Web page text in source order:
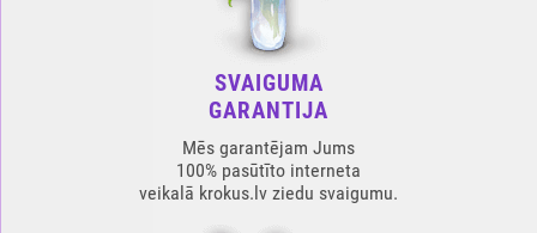
SVAIGUMA
GARANTIJA
Mēs garantējam Jums
100% pasūtīto interneta
veikalā krokus.lv ziedu svaigumu.